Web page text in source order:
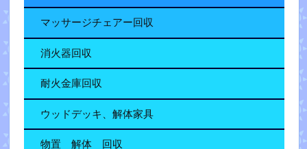
マッサージチェアー回収
消火器回収
耐火金庫回収
ウッドデッキ、解体家具
物置 解体 回収